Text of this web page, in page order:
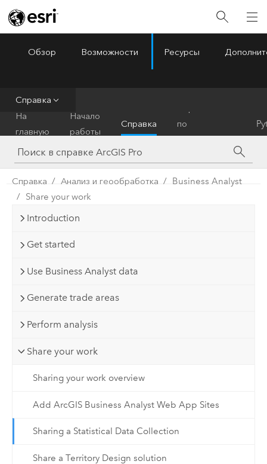
ArcGIS Pro
Обзор Возможности Ресурсы
Справка
На
главную
Начало
работы
Справка
по
инструментам
Справка Анализ и геообработка
Business Analyst
Share your work
Introduction
Get started
Use Business Analyst data
Generate trade areas
Perform analysis
Share your work
Sharing your work overview
Add ArcGIS Business Analyst Web App Sites
Sharing a Statistical Data Collection
Share a Territory Design solution